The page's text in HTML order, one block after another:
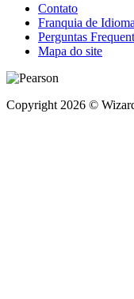
Contato
Franquia de
Perguntas
Mapa do site
Copyright 2026 ©